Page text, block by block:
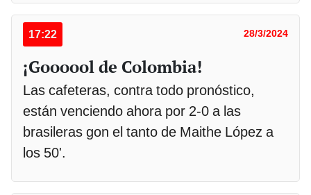
17:22 28/3/2024
¡Goooool de Colombia!
Las cafeteras, contra todo pronóstico,
están venciendo ahora por 2-0 a las
brasileras gon el tanto de Maithe López a
los 50'.